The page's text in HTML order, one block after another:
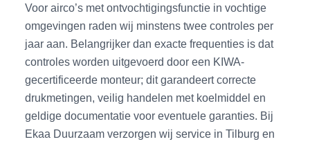
Voor airco’s met ontvochtigingsfunctie in vochtige
omgevingen raden wij minstens twee controles per
jaar aan. Belangrijker dan exacte frequenties is dat
controles worden uitgevoerd door een KIWA-
gecertificeerde monteur; dit garandeert correcte
drukmetingen, veilig handelen met koelmiddel en
geldige documentatie voor eventuele garanties. Bij
Ekaa Duurzaam verzorgen wij service in Tilburg en